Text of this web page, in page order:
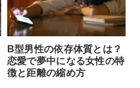
B型男性の依存体質とは？
恋愛で夢中になる女性の特
徴と距離の縮め方